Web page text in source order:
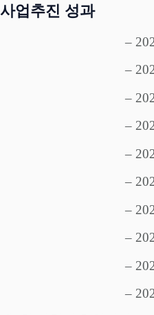
사업추진 성과
–
–
–
–
–
–
–
–
–
–